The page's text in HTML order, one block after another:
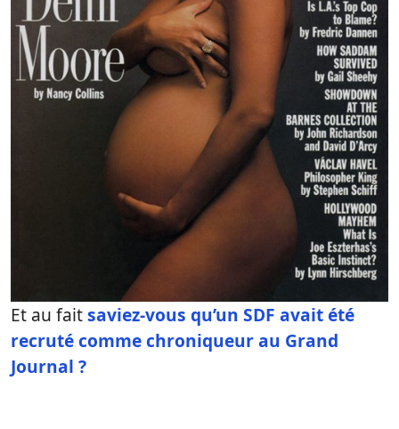
Et au faitsaviez-vous qu’un SDF avait été
recruté comme chroniqueur au Grand
Journal ?